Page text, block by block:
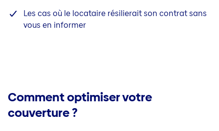
Les cas où le locataire résilierait son contrat sans
vous en informer
Comment optimiser votre
couverture ?